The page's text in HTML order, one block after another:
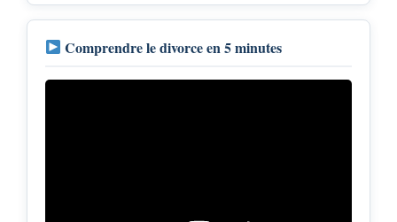
Comprendre le divorce en 5 minutes